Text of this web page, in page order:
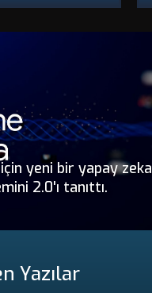
yeni bir yapay zeka
2.0'ı tanıttı.
Yazılar